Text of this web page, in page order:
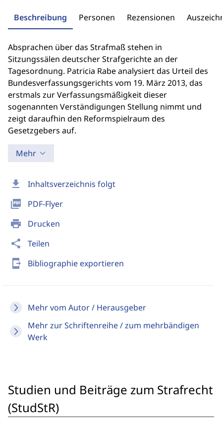
download Inhaltsverzeichnis folgt
picture_as_pdf PDF-Flyer
print Drucken
share Teilen
send_to_mobile Bibliographie exportieren
Mehr vom Autor / Herausgeber
Mehr zur Schriftenreihe / zum mehrbändigen
Werk
Beschreibung Personen Rezensionen
Absprachen über das Strafmaß stehen in
Sitzungssälen deutscher Strafgerichte an der
Tagesordnung. Patricia Rabe analysiert das Urteil des
Bundesverfassungsgerichts vom 19. März 2013, das
erstmals zur Verfassungsmäßigkeit dieser
sogenannten Verständigungen Stellung nimmt und
zeigt daraufhin den Reformspielraum des
Gesetzgebers auf.
Mehr
Studien und Beiträge zum Strafrecht
(StudStR)